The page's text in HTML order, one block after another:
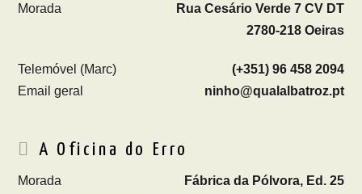
Morada
Rua Cesário Verde 7 CV DT
2780-218 Oeiras
Telemóvel (Marc)
(+351) 96 458 2094
Email geral
ninho@qualalbatroz.pt
A Oficina do Erro
Morada
Fábrica da Pólvora, Ed. 25